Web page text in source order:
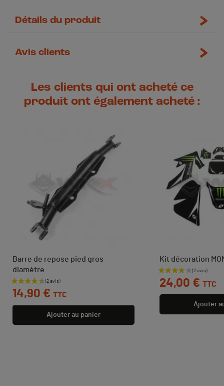
Détails du produit
Avis clients
Les clients qui ont acheté ce
produit ont également acheté :
Barre de repose pied gros
diamètre
Prix
14,90 € TTC
Ajouter au panier
Kit décoration
Prix
24,00 € TTC
Ajouter